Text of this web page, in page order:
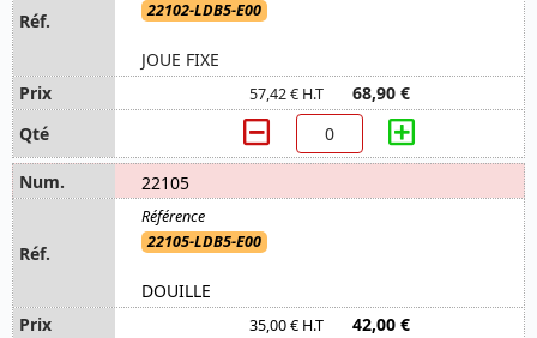
22102-LDB5-E00
JOUE FIXE
57,42 € H.T 68,90 €
22105
22105-LDB5-E00
DOUILLE
35,00 € H.T 42,00 €